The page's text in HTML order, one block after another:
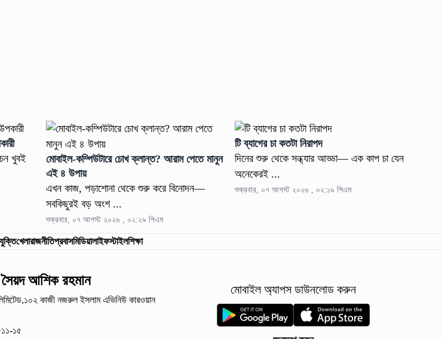
খুবই
মোবাইল-কম্পিউটারে চোখ ক্লান্ত? আরাম পেতে মানুন
এই ৪ উপায়
এখন কাজ, পড়াশোনা থেকে শুরু করে বিনোদন—
সবকিছুরই বড় অংশ ...
শুক্রবার, ০৭ আগস্ট ২০২৬ , ০২:২৯ পিএম
টি ব্যাগের চা কতটা নিরাপদ
দিনের শুরু থেকে সন্ধ্যার আড্ডা— এক কাপ চা যেন
অনেকেরই ...
শুক্রবার, ০৭ আগস্ট ২০২৬ , ০২:১৯ পিএম
খেলারাজনীতিপ্রবাসমিডিয়ালাইফস্টাইলশিক্ষা
আশিক রহমান
কাজী নজরুল ইসলামএভিনিউ কারওয়ান
১৫
মোবাইল অ্যাপস ডাউনলোড করুন